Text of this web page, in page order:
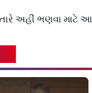
અહીં ભણવા માટે